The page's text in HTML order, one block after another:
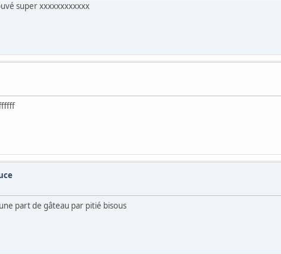
super xxxxxxxxxxxx
part de gâteau par pitié bisous